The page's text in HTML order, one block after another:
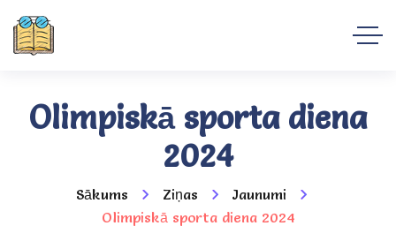
Olimpiskā sporta diena
2024
Sākums Ziņas
Jaunumi
Olimpiskā sporta diena 2024